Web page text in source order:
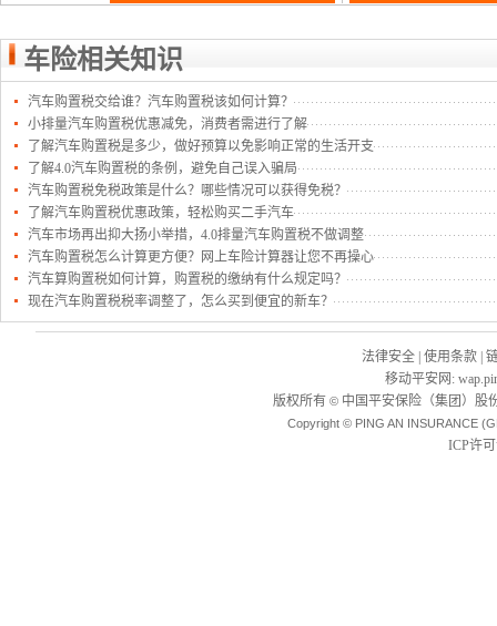
车险相关知识
汽车购置税交给谁？汽车购置税该如何计算？
小排量汽车购置税优惠减免，消费者需进行了解
了解汽车购置税是多少，做好预算以免影响正常的生活开支
了解4.0汽车购置税的条例，避免自己误入骗局
汽车购置税免税政策是什么？哪些情况可以获得免税？
了解汽车购置税优惠政策，轻松购买二手汽车
汽车市场再出抑大扬小举措，4.0排量汽车购置税不做调整
汽车购置税怎么计算更方便？网上车险计算器让您不再操心
汽车算购置税如何计算，购置税的缴纳有什么规定吗？
现在汽车购置税税率调整了，怎么买到便宜的新车？
法律安全 使用条款
移动平安网 :
版权所有 ©中国平安保险（集团）股
Copyright © PING AN INSURANCE
ICP许